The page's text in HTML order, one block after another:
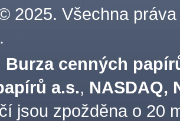
2025. Všechna práva
Burza cenných
a.s., NASDAQ,
jsou zpožděna o 20